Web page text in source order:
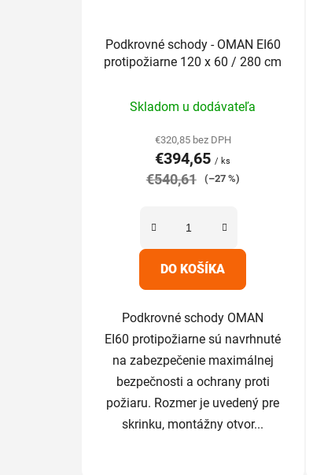
Podkrovné schody - OMAN EI60
protipožiarne 120 x 60 / 280 cm
hodnotenie
produktu
je
5,0
Skladom u dodávateľa
€320,85 bez DPH
€394,65 / ks
€540,61 (–27 %)
DO KOŠÍKA
Podkrovné schody OMAN
EI60 protipožiarne sú navrhnuté
na zabezpečenie maximálnej
bezpečnosti a ochrany proti
požiaru. Rozmer je uvedený pre
skrinku, montážny otvor...